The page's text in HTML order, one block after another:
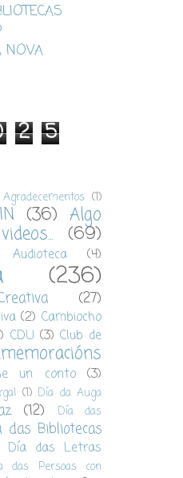
NOVA
2 5
Agradecementos (1)
(36) Algo
(69)
Audioteca (4)
(236)
(27)
(2) Cambiocho
CDU (3) Club de
un conto (3)
(1) Día da Auga
(12)
Día das
das Bibliotecas
Día das Letras
das Persoas con